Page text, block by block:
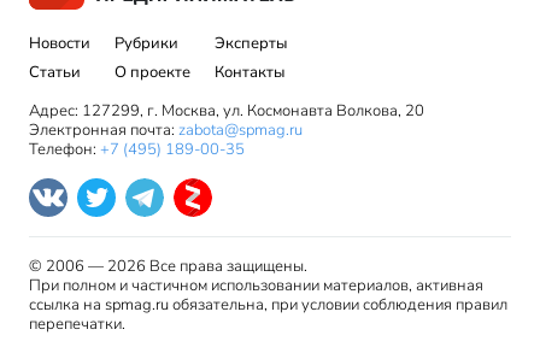
Новости
Статьи
Рубрики
О проекте
Эксперты
Контакты
Адрес: 127299, г. Москва, ул. Космонавта Волкова, 20
Электронная почта: zabota@spmag.ru
Телефон: +7 (495) 189-00-35
© 2006 — 2026 Все права защищены.
При полном и частичном использовании материалов, активная
ссылка на spmag.ru обязательна, при условии соблюдения правил
перепечатки.